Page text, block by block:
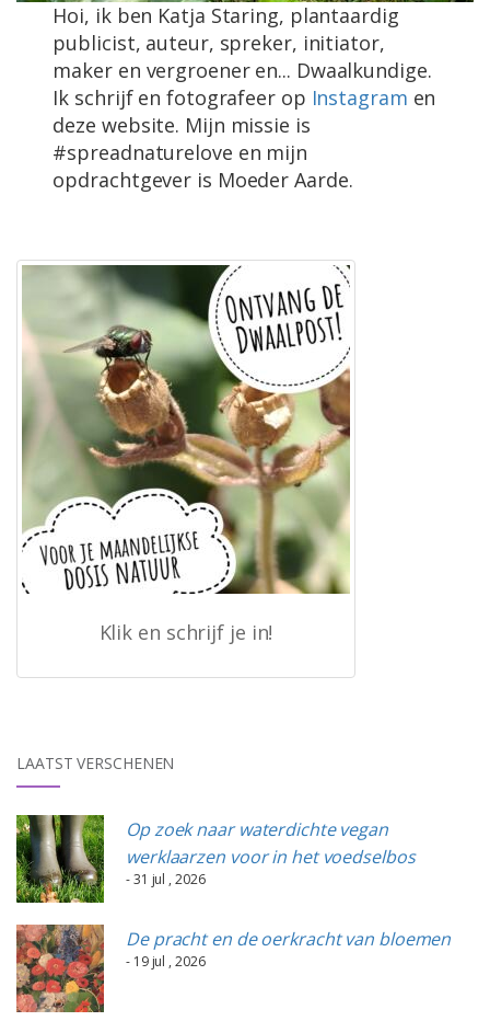
Hoi, ik ben Katja Staring, plantaardig
publicist, auteur, spreker, initiator,
maker en vergroener en... Dwaalkundige.
Ik schrijf en fotografeer op Instagram en
deze website. Mijn missie is
#spreadnaturelove en mijn
opdrachtgever is Moeder Aarde.
Klik en schrijf je in!
LAATST VERSCHENEN
Op zoek naar waterdichte vegan
werklaarzen voor in het voedselbos
- 31 jul , 2026
De pracht en de oerkracht van bloemen
- 19 jul , 2026